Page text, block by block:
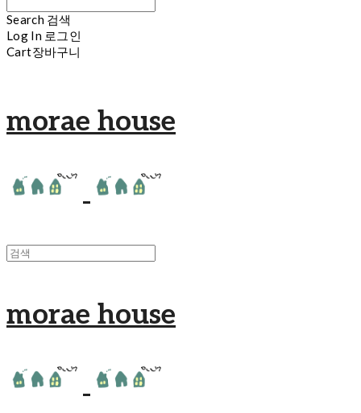
Search 검색
Log In 로그인
Cart장바구니
morae house
morae house